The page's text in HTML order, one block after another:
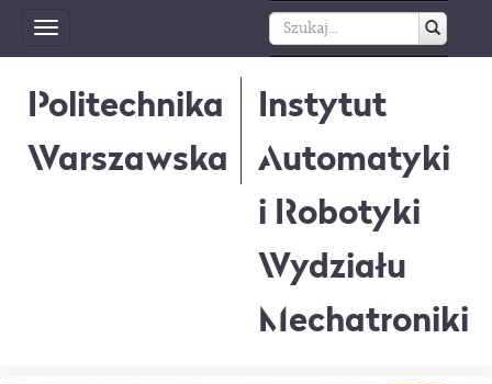
Toggle
navigation
Politechnika
Warszawska
Instytut
Automatyki
i Robotyki
Wydziału
Mechatroniki